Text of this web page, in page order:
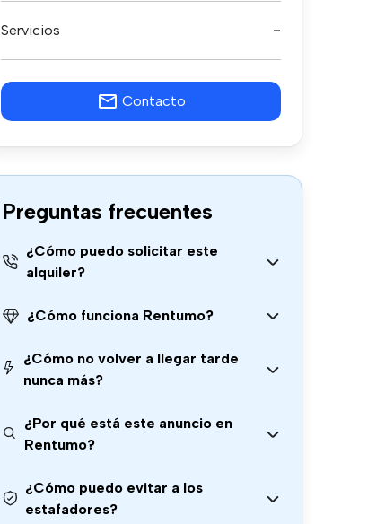
Servicios -
Contacto
Preguntas frecuentes
¿Cómo puedo solicitar este
alquiler?
¿Cómo funciona Rentumo?
¿Cómo no volver a llegar tarde
nunca más?
¿Por qué está este anuncio en
Rentumo?
¿Cómo puedo evitar a los
estafadores?